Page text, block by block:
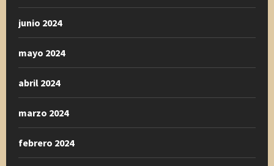
junio 2024
mayo 2024
abril 2024
marzo 2024
febrero 2024